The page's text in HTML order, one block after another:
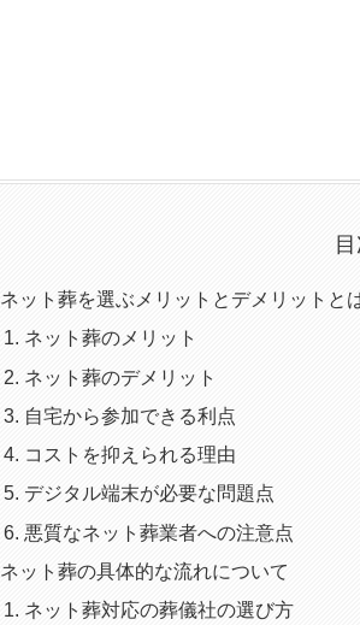
ネット葬を選ぶメリットとデメリットと
ネット葬のメリット
ネット葬のデメリット
自宅から参加できる利点
コストを抑えられる理由
デジタル端末が必要な問題点
悪質なネット葬業者への注意点
ネット葬の具体的な流れについて
ネット葬対応の葬儀社の選び方